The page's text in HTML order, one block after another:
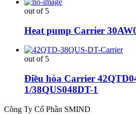
out of 5
Heat pump Carrier
out of 5
Điều hòa Carrier
1/38QUS048DT-1
Công Ty Cổ Phần SMIND